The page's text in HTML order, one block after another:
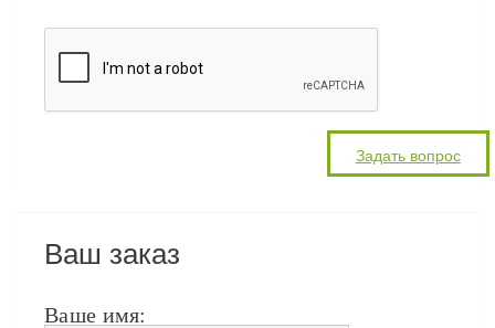
Ваш заказ
Ваше имя: